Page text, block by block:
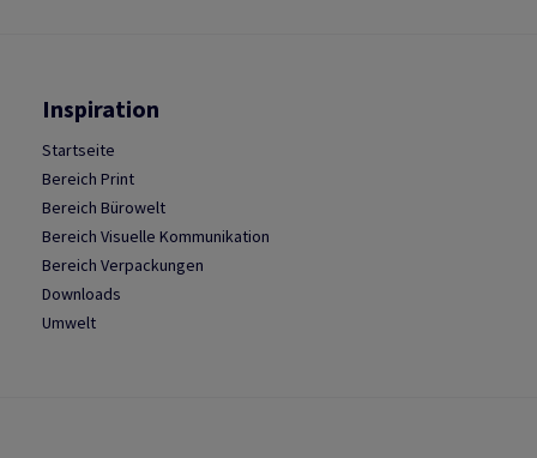
Inspiration
Startseite
Bereich Print
Bereich Bürowelt
Bereich Visuelle Kommunikation
Bereich Verpackungen
Downloads
Umwelt